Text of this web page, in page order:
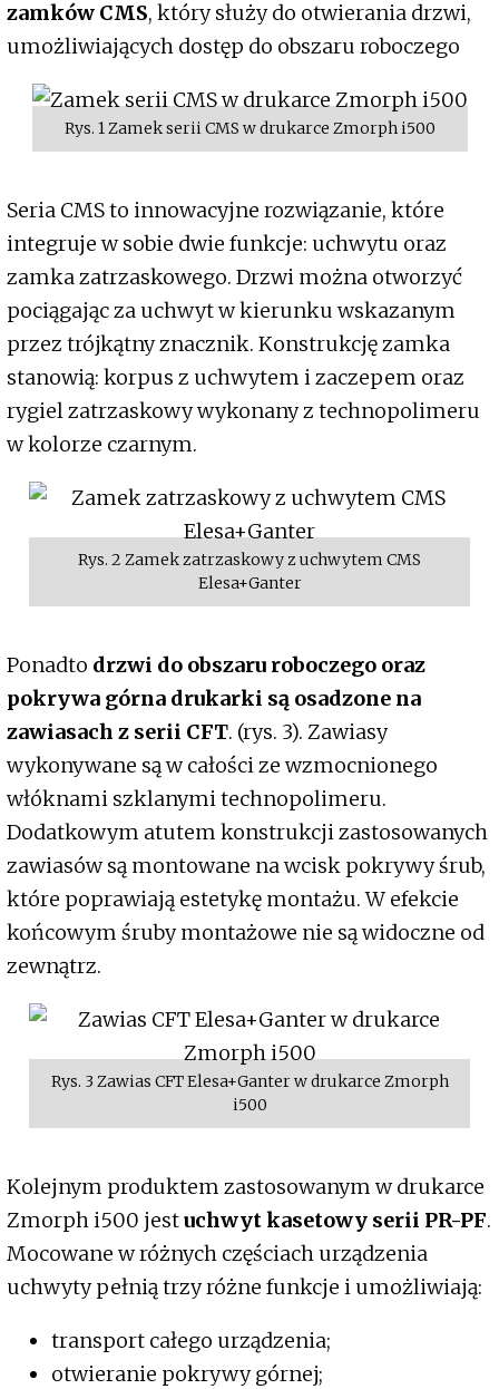
zamków CMS, który służy do otwierania drzwi,
umożliwiających dostęp do obszaru roboczego
Rys. 1 Zamek serii CMS w drukarce Zmorph i500
Seria CMS to innowacyjne rozwiązanie, które
integruje w sobie dwie funkcje: uchwytu oraz
zamka zatrzaskowego. Drzwi można otworzyć
pociągając za uchwyt w kierunku wskazanym
przez trójkątny znacznik. Konstrukcję zamka
stanowią: korpus z uchwytem i zaczepem oraz
rygiel zatrzaskowy wykonany z technopolimeru
w kolorze czarnym.
Rys. 2 Zamek zatrzaskowy z uchwytem CMS
Elesa+Ganter
Ponadto drzwi do obszaru roboczego oraz
pokrywa górna drukarki są osadzone na
zawiasach z serii CFT. (rys. 3). Zawiasy
wykonywane są w całości ze wzmocnionego
włóknami szklanymi technopolimeru.
Dodatkowym atutem konstrukcji zastosowanych
zawiasów są montowane na wcisk pokrywy śrub,
które poprawiają estetykę montażu. W efekcie
końcowym śruby montażowe nie są widoczne od
zewnątrz.
Rys. 3 Zawias CFT Elesa+Ganter w drukarce Zmorph
i500
Kolejnym produktem zastosowanym w drukarce
Zmorph i500 jestuchwyt kasetowy serii PR-PF.
Mocowane w różnych częściach urządzenia
uchwyty pełnią trzy różne funkcje i umożliwiają:
transport całego urządzenia;
otwieranie pokrywy górnej;